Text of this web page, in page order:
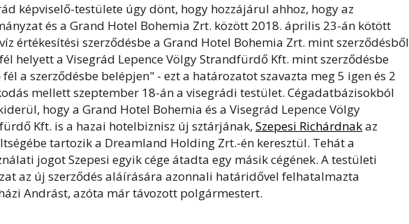
képviselő-testülete úgy dönt, hogy hozzájárul ahhoz, hogy az
és a Grand Hotel Bohemia Zrt. között 2018. április 23-án kötött
értékesítési szerződésbe a Grand Hotel Bohemia Zrt. mint szerződésből
helyett a Visegrád Lepence Völgy Strandfürdő Kft. mint szerződésbe
a szerződésbe belépjen" - ezt a határozatot szavazta meg 5 igen és 2
mellett szeptember 18-án a visegrádi testület. Cégadatbázisokból
hogy a Grand Hotel Bohemia és a Visegrád Lepence Völgy
Kft. is a hazai hotelbiznisz új sztárjának, Szepesi Richárdnakaz
tartozik a Dreamland Holding Zrt.-én keresztül. Tehát a
jogot Szepesi egyik cége átadta egy másik cégének. A testületi
az új szerződés aláírására azonnali határidővel felhatalmazta
Andrást, azóta már távozott polgármestert.